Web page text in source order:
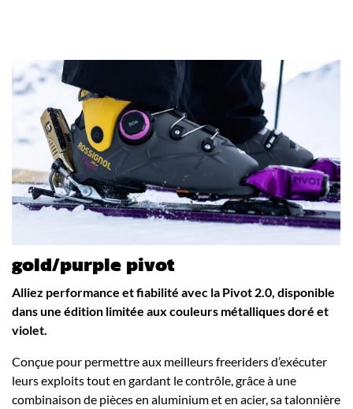
gold/purple pivot
Alliez performance et fiabilité avec la Pivot 2.0, disponible
dans une édition limitée aux couleurs métalliques doré et
violet.
Conçue pour permettre aux meilleurs freeriders d’exécuter
leurs exploits tout en gardant le contrôle, grâce à une
combinaison de pièces en aluminium et en acier, sa talonnière